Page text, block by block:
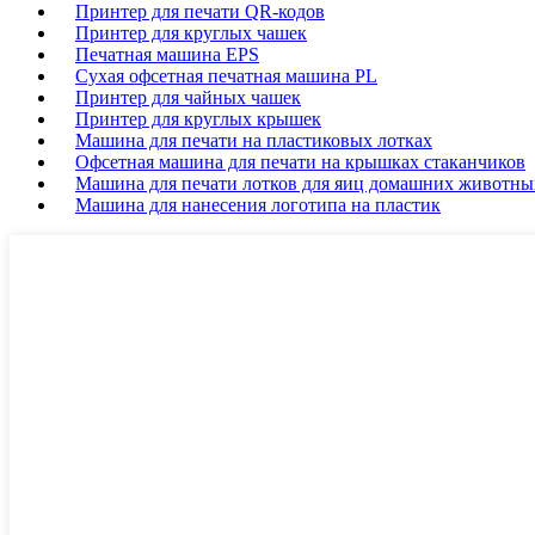
Принтер для печати QR-кодов
Принтер для круглых чашек
Печатная машина EPS
Сухая офсетная печатная машина PL
Принтер для чайных чашек
Принтер для круглых крышек
Машина для печати на пластиковых лотках
Офсетная машина для печати на крышках стаканчиков
Машина для печати лотков для яиц домашних
Машина для нанесения логотипа на пластик